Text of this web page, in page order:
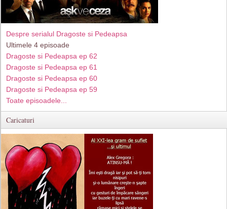
Despre serialul Dragoste si Pedeapsa
Ultimele 4 episoade
Dragoste si Pedeapsa ep 62
Dragoste si Pedeapsa ep 61
Dragoste si Pedeapsa ep 60
Dragoste si Pedeapsa ep 59
Toate episoadele...
Caricaturi